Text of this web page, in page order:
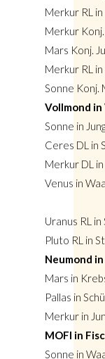
Merkur RL
Merkur
Mars Konj.
Merkur RL
Sonne Konj.
Vollmond in
Sonne in
Ceres DL in
Merkur DL
Venus in
Uranus RL
Pluto RL in
Neumond
Mars in
Pallas in
Merkur in
MOFI in
Sonne in